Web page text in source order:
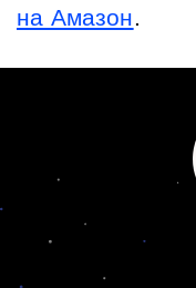
на Амазон.